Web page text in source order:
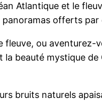
Atlantique et le
panoramas offerts
ou aventurez-
beauté mystique
bruits naturels